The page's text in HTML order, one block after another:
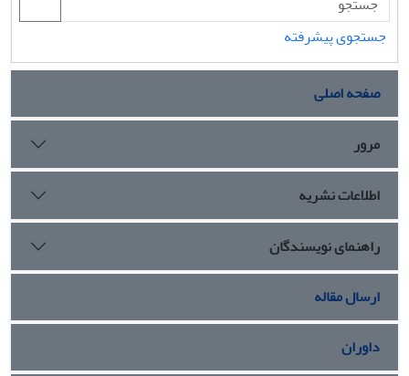
جستجوی پیشرفته
صفحه اصلی
مرور
اطلاعات نشریه
راهنمای نویسندگان
ارسال مقاله
داوران